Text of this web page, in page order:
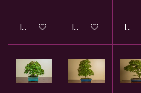
In winkelwagen In winkelwagen In